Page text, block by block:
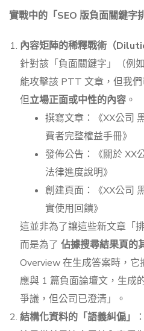
實戰中的「SEO 版負面關鍵字
內容矩陣的稀釋戰術（
針對該「負面關鍵字」（例
能攻擊該 PTT 文章，但我
但立場正面或中性的內容 。
撰寫文章：《XX公司
費者完整權益手冊》
發佈公告：《關於 XX
法律進度說明》
創建頁面：《XX公司
實使用回饋》
這並非為了讓這些新文章「
而是為了 佔據搜尋結果頁的
Overview 在生成答案時，
應與 1 篇負面論壇文，生成
爭議，但公司已澄清」。
結構化資料的「語義糾偏」
：